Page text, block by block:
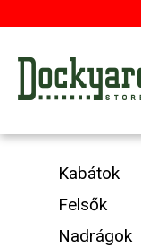
Kabátok
Felsők
Nadrágok